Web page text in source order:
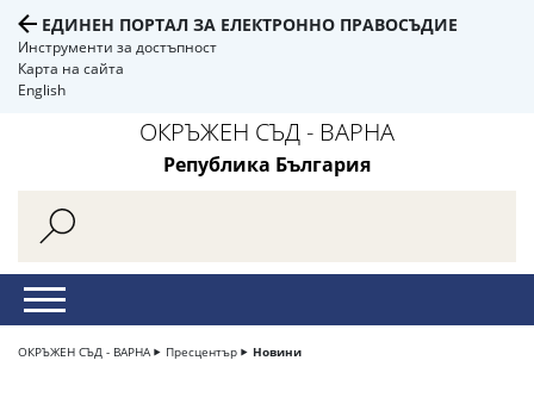
ЕДИНЕН ПОРТАЛ ЗА ЕЛЕКТРОННО ПРАВОСЪДИЕ
Инструменти за достъпност
Карта на сайта
English
ОКРЪЖЕН СЪД - ВАРНА
Република България
ОКРЪЖЕН СЪД - ВАРНА Пресцентър Новини